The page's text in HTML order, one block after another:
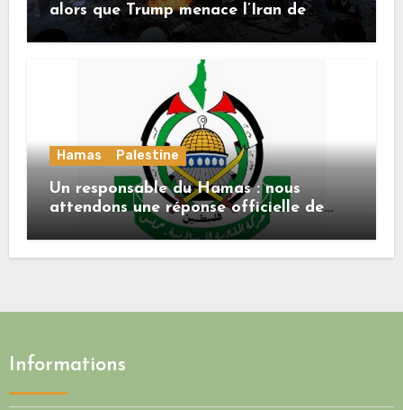
alors que Trump menace l’Iran de
«décapitation»
Hamas Palestine
Un responsable du Hamas : nous
attendons une réponse officielle de
Mladenov concernant la feuille de
route de la deuxième phase de l’accord
Informations